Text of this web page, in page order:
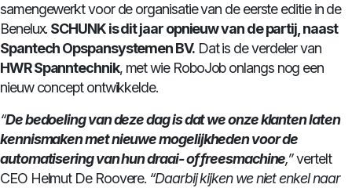
samengewerkt voor de organisatie van de eerste editie in de
Benelux. SCHUNK is dit jaar opnieuw van de partij, naast
Spantech Opspansystemen BV.Dat is de verdeler van
HWR Spanntechnik, met wie RoboJob onlangs nog een
nieuw concept ontwikkelde.
“De bedoeling van deze dag is dat we onze klanten laten
kennismaken met nieuwe mogelijkheden voor de
automatisering van hun draai- of freesmachine,”vertelt
CEO Helmut De Roovere. “Daarbij kijken we niet enkel naar